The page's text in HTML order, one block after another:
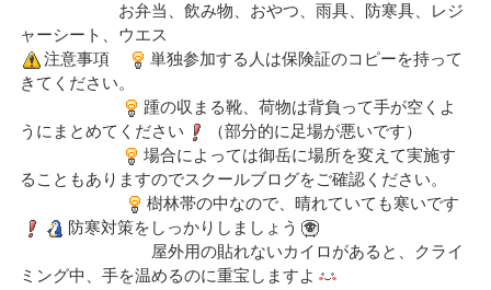
お弁当、飲み物、おやつ、雨具、防寒具、レジ
ャーシート、ウエス
注意事項
単独参加する人は保険証のコピーを持って
きてください。
踵の収まる靴、荷物は背負って手が空くよ
うにまとめてください
（部分的に足場が悪いです）
場合によっては御岳に場所を変えて実施す
ることもありますのでスクールブログをご確認ください。
樹林帯の中なので、晴れていても寒いです
防寒対策をしっかりしましょう
屋外用の貼れないカイロがあると、クライ
ミング中、手を温めるのに重宝しますよ